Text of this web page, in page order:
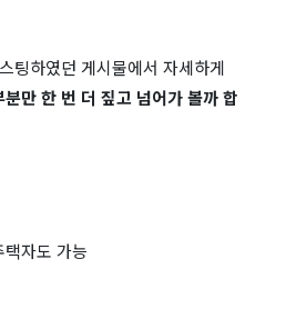
팅하였던 게시물에서 자세하게
분만 한 번 더 짚고 넘어가 볼까 합
자도 가능